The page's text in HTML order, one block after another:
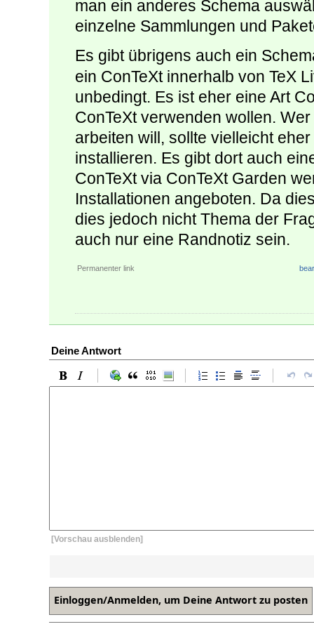
man ein anderes Schema
einzelne Sammlungen und
Es gibt übrigens auch ein
ein ConTeXt innerhalb von TeX
unbedingt. Es ist eher eine Art
ConTeXt verwenden wollen.
arbeiten will, sollte vielleicht
installieren. Es gibt dort auch
ConTeXt via ConTeXt Garden
Installationen angeboten. Da
dies jedoch nicht Thema der
auch nur eine Randnotiz sein.
Permanenter link
Deine Antwort
[Vorschau ausblenden]